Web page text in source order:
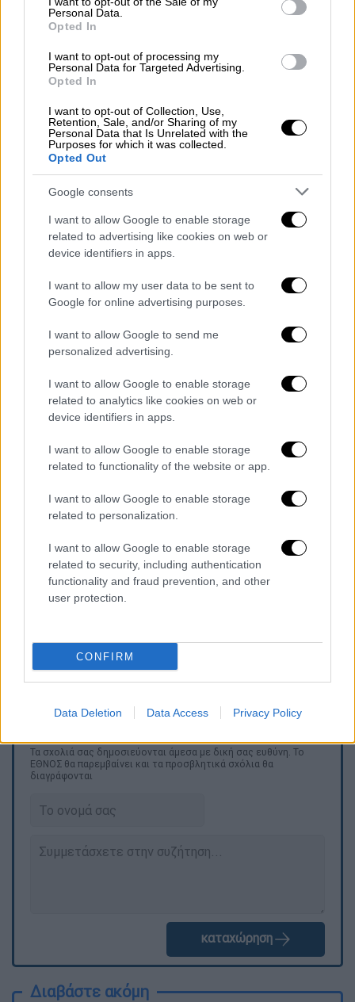
Personal Data.
Opted In
I want to opt-out of processing my
Personal Data for Targeted Advertising.
Opted In
I want to opt-out of Collection, Use,
Retention, Sale, and/or Sharing of my
Personal Data that Is Unrelated with the
Purposes for which it was collected.
Opted Out
Google consents
I want to allow Google to enable storage
related to advertising like cookies on web or
device identifiers in apps.
I want to allow my user data to be sent to
Google for online advertising purposes.
I want to allow Google to send me
personalized advertising.
I want to allow Google to enable storage
related to analytics like cookies on web or
device identifiers in apps.
I want to allow Google to enable storage
related to functionality of the website or app.
I want to allow Google to enable storage
related to personalization.
I want to allow Google to enable storage
related to security, including authentication
functionality and fraud prevention, and other
user protection.
CONFIRM
Data Deletion Data Access Privacy Policy
Πιστεύεται ότι πρόκειται για το
μεγαλύτερο
τουλάχιστον από το1995, όταν ιδρύθηκε το
Scottish Marine Animal Stranding Scheme
(SMASS) -που καταγράφει αυτά τα
περιστατικά- αν και τα τελευταία χρόνια
έχουν παρατηρηθεί εκβρασμοί παρόμοιας
κλίμακας.
video
Χρονικό με αντίστοιχα περιστατικά
φάλαινεςπέθανε μετά από εκβρασμό στο
Λούις. Μόνο 15 από τις φάλαινες ήταν
ζωντανές όταν ξεβράστηκαν στην ακτή. Μία
μόνο τα κατάφερε, ενώ οι υπόλοιπες
χρειάστηκε να υποβληθούν σε ευθανασία.
Περίπου 60-70 από τα ζώα βρέθηκαν σε ρηχά
νεράστο Σάδερλαντ το 2011.
το μεγαλύτερο αντίστοιχο περιστατικό στο
Ηνωμένο Βασίλειο
έλαβε χώρα το 1927, όταν
126 φάλαινες ξεβράστηκαν επίσης νεκρές.
Τα σχολιά σας δημοσιεύονται άμεσα με δική σας ευθύνη. Το
ΕΘΝΟΣ θα παρεμβαίνει και τα προσβλητικά σχόλια θα
διαγράφονται
καταχώρηση
Διαβάστε ακόμη